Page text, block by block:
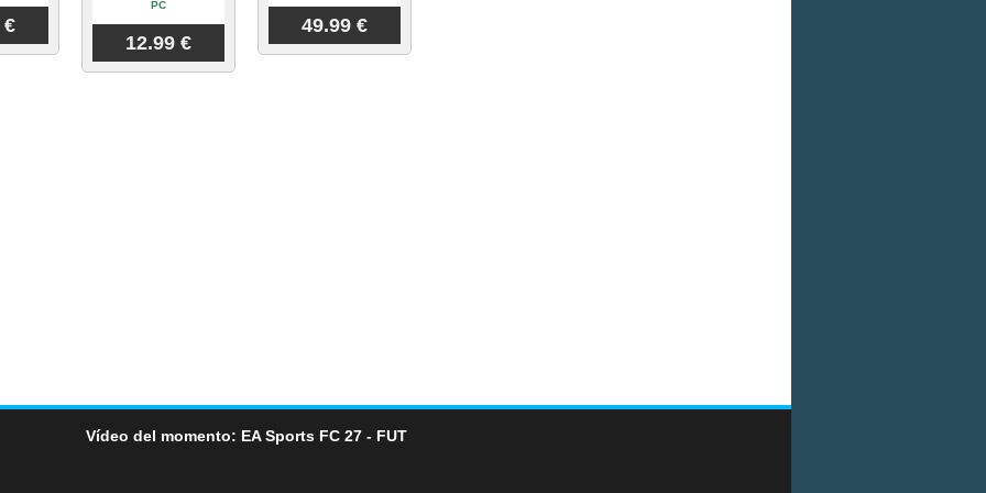
€
PC
12.99 €
49.99 €
Vídeo del momento: EA Sports FC 27 - FUT